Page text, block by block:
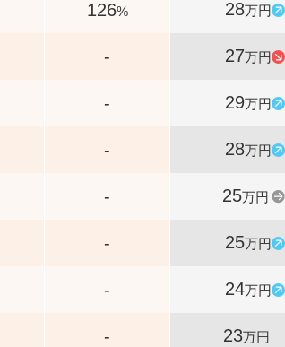
126% 28万円
- 27万円
- 29万円
- 28万円
- 25万円
- 25万円
- 24万円
- 23万円